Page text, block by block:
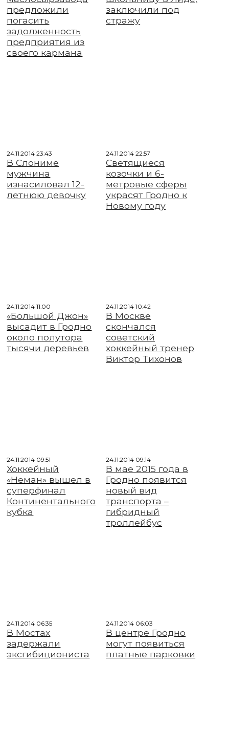
предложили
погасить
задолженность
предприятия из
своего кармана
заключили под
стражу
24.11.2014 23:43
В Слониме
мужчина
изнасиловал 12-
летнюю девочку
24.11.2014 22:57
Светящиеся
козочки и 6-
метровые сферы
украсят Гродно к
Новому году
24.11.2014 11:00
«Большой Джон»
высадит в Гродно
около полутора
тысячи деревьев
24.11.2014 10:42
В Москве
скончался
советский
хоккейный тренер
Виктор Тихонов
24.11.2014 09:51
Хоккейный
«Неман» вышел в
суперфинал
Континентального
кубка
24.11.2014 09:14
В мае 2015 года в
Гродно появится
новый вид
транспорта –
гибридный
троллейбус
24.11.2014 06:35
В Мостах
задержали
эксгибициониста
24.11.2014 06:03
В центре Гродно
могут появиться
платные парковки